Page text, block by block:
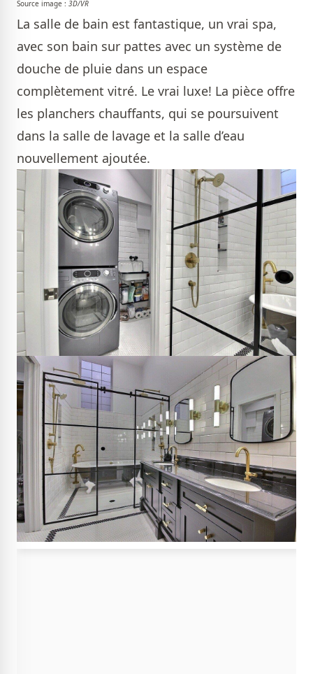
Source image : 3D/VR
La salle de bain est fantastique, un vrai spa,
avec son bain sur pattes avec un système de
douche de pluie dans un espace
complètement vitré. Le vrai luxe! La pièce offre
les planchers chauffants, qui se poursuivent
dans la salle de lavage et la salle d’eau
nouvellement ajoutée.